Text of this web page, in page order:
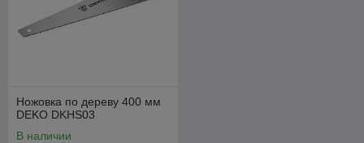
Ножовка по дереву 400 мм
DEKO DKHS03
В наличии